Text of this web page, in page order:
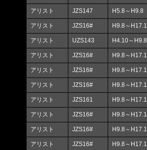
アリスト JZS147 H5.8～H9.8
アリスト JZS16# H9.8～H17.1
アリスト UZS143 H4.10～H9.8
アリスト JZS16# H9.8～H17.1
アリスト JZS16# H9.8～H17.1
アリスト JZS16# H9.8～H17.1
アリスト JZS161 H9.8～H17.1
アリスト JZS16# H9.8～H17.1
アリスト JZS16# H9.8～H17.1
アリスト JZS16# H9.8～H17.1